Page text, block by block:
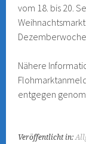
vom 18. bis 20.
Nähere
entgegen
Veröffentlicht in: